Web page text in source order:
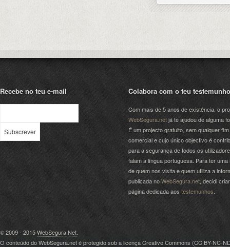
Recebe no teu e-mail Colabora com o teu testemunho
Com mais de 5 anos de existência, o
WebSegura.netjá te ajudou de alguma
É um projecto gratuito, sem qualquer fim
comercial e cujo único objectivo é
para a segurança de todos os
falam a língua portuguesa. Para ter uma
de quem nos visita e quem utiliza a
publicada noWebSegura.net , decidi
página dedicada aos testemunhos
© 2009 - 2015WebSegura.Net.
O conteúdo do WebSegura.net é protegido sob a licença Creative Commons (CC BY-NC-